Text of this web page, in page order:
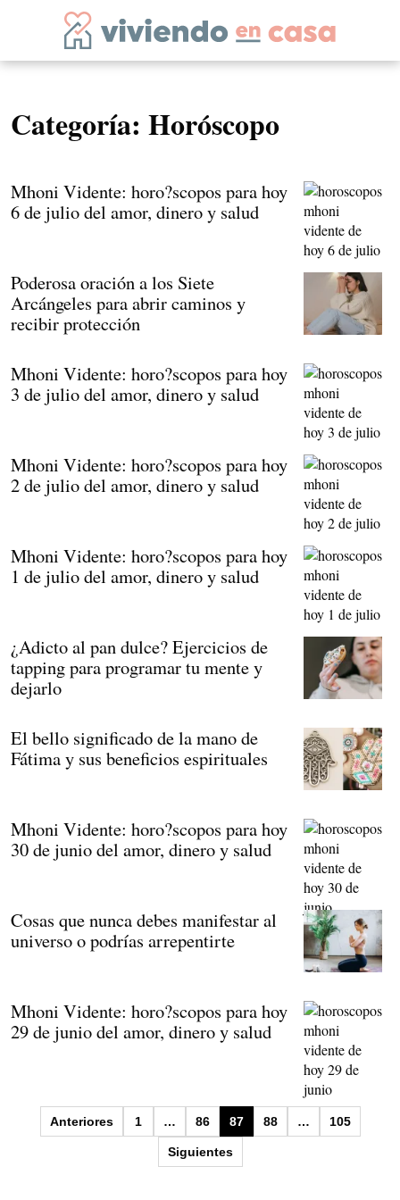
Categoría: Horóscopo
Mhoni Vidente: horo?scopos para hoy
6 de julio del amor, dinero y salud
Poderosa oración a los Siete
Arcángeles para abrir caminos y
recibir protección
Mhoni Vidente: horo?scopos para hoy
3 de julio del amor, dinero y salud
Mhoni Vidente: horo?scopos para hoy
2 de julio del amor, dinero y salud
Mhoni Vidente: horo?scopos para hoy
1 de julio del amor, dinero y salud
¿Adicto al pan dulce? Ejercicios de
tapping para programar tu mente y
dejarlo
El bello significado de la mano de
Fátima y sus beneficios espirituales
Mhoni Vidente: horo?scopos para hoy
30 de junio del amor, dinero y salud
Cosas que nunca debes manifestar al
universo o podrías arrepentirte
Mhoni Vidente: horo?scopos para hoy
29 de junio del amor, dinero y salud
Paginación
Anteriores 1 … 86 87 88 … 105
Siguientes